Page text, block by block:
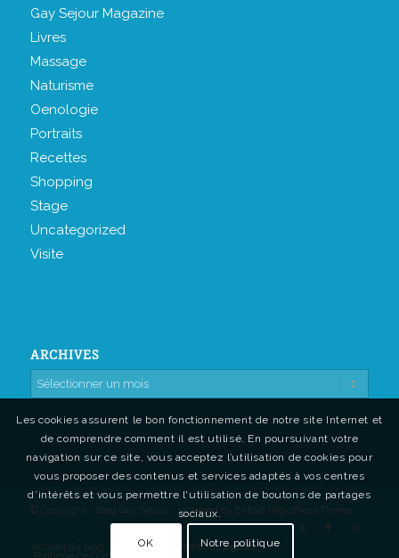
Gay Sejour Magazine
Livres
Massage
Naturisme
Oenologie
Portraits
Recettes
Shopping
Stage
Uncategorized
Visite
ARCHIVES
© Copyright - Blog Gay Sejour - powered by Enfold WordPress Theme
Accueil du blog Contact Mentions légales
Les cookies assurent le bon fonctionnement de notre site Internet et
de comprendre comment il est utilisé. En poursuivant votre
navigation sur ce site, vous acceptez l’utilisation de cookies pour
vous proposer des contenus et services adaptés à vos centres
d’intérêts et vous permettre l'utilisation de boutons de partages
sociaux.
OK Notre politique